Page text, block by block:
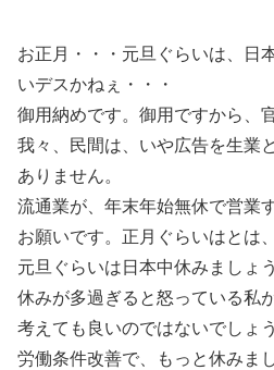
お正月・・・元旦ぐらいは、日
いデスかねぇ・・・
御用納めです。御用ですから、
我々、民間は、いや広告を生業
ありません。
流通業が、年末年始無休で営業
お願いです。正月ぐらいはとは
元旦ぐらいは日本中休みましょう
休みが多過ぎると怒っている私
考えても良いのではないでしょう
労働条件改善で、もっと休みま